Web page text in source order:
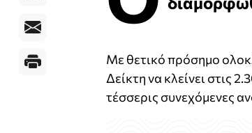
Με θετικό πρόσημο
Δείκτη να κλείνει στις
τέσσερις συνεχόμενες